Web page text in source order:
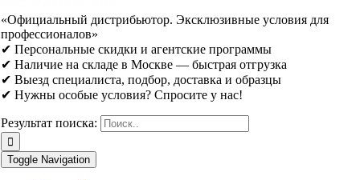
«Официальный дистрибьютор. Эксклюзивные условия для
профессионалов»
✔ Персональные скидки и агентские программы
✔ Наличие на складе в Москве — быстрая отгрузка
✔ Выезд специалиста, подбор, доставка и образцы
✔ Нужны особые условия? Спросите у нас!
Результат поиска:
Toggle Navigation